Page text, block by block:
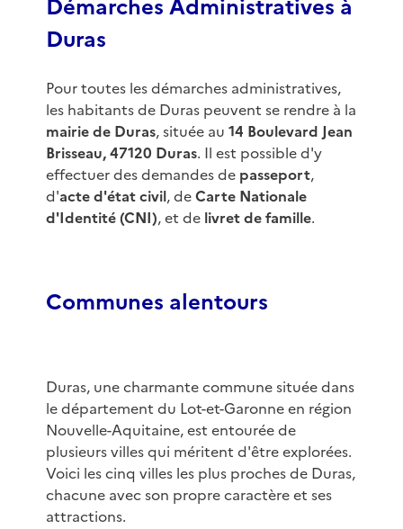
Démarches Administratives à
Duras
Pour toutes les démarches administratives,
les habitants de Duras peuvent se rendre à la
mairie de Duras, située au 14 Boulevard Jean
Brisseau, 47120 Duras. Il est possible d'y
effectuer des demandes de passeport,
d'acte d'état civil, deCarte Nationale
d'Identité (CNI), et de livret de famille.
Communes alentours
Duras, une charmante commune située dans
le département du Lot-et-Garonne en région
Nouvelle-Aquitaine, est entourée de
plusieurs villes qui méritent d'être explorées.
Voici les cinq villes les plus proches de Duras,
chacune avec son propre caractère et ses
attractions.